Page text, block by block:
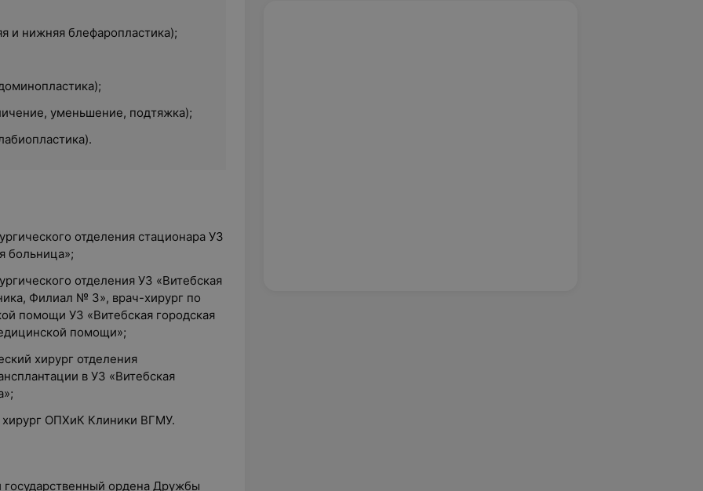
и нижняя блефаропластика);
уменьшение, подтяжка);
отделения стационара УЗ
больница»;
отделения УЗ «Витебская
Филиал № 3», врач-хирург по
помощи УЗ «Витебская городская
помощи»;
хирург отделения
в УЗ «Витебская
хирург ОПХиК Клиники ВГМУ.
ордена Дружбы